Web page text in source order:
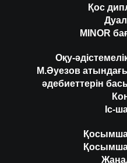
Қос
MINOR
Оқу-
М.Әуезов
әдебиеттерін
Іс-
Қосымша
Қосымша